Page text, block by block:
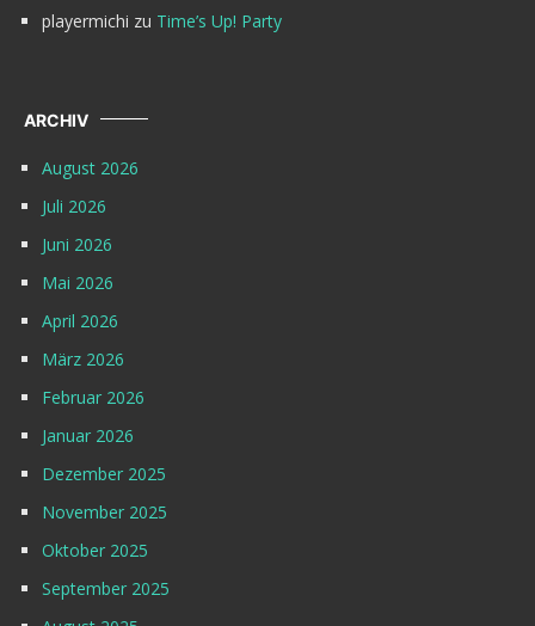
playermichi zu Time’s Up! Party
ARCHIV
August 2026
Juli 2026
Juni 2026
Mai 2026
April 2026
März 2026
Februar 2026
Januar 2026
Dezember 2025
November 2025
Oktober 2025
September 2025